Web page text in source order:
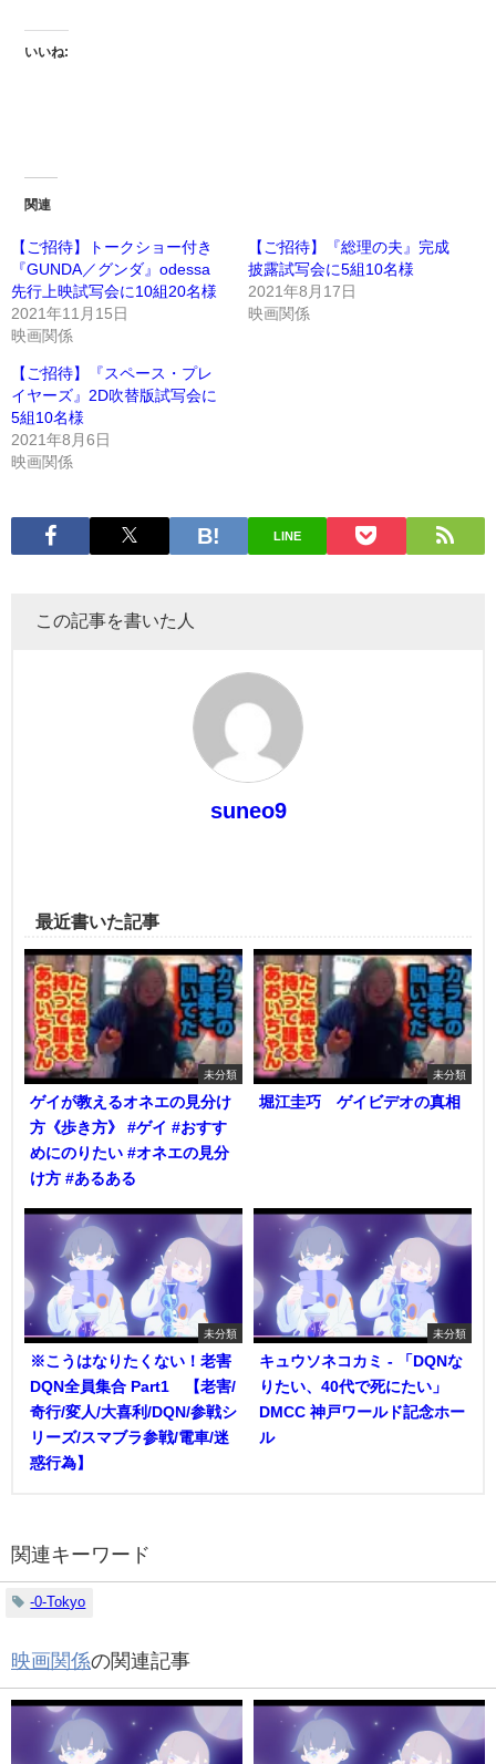
いいね:
関連
【ご招待】トークショー付き
『GUNDA／グンダ』odessa
先行上映試写会に10組20名様
2021年11月15日
映画関係
【ご招待】『総理の夫』完成
披露試写会に5組10名様
2021年8月17日
映画関係
【ご招待】『スペース・プレ
イヤーズ』2D吹替版試写会に
5組10名様
2021年8月6日
映画関係
LINE
この記事を書いた人
suneo9
最近書いた記事
未分類
ゲイが教えるオネエの見分け
方《歩き方》 #ゲイ #おすす
めにのりたい #オネエの見分
け方 #あるある
未分類
堀江圭巧 ゲイビデオの真相
未分類
※こうはなりたくない！老害
DQN全員集合 Part1 【老害/
奇行/変人/大喜利/DQN/参戦シ
リーズ/スマブラ参戦/電車/迷
惑行為】
未分類
キュウソネコカミ - 「DQNな
りたい、40代で死にたい」
DMCC 神戸ワールド記念ホー
ル
関連キーワード
-0-Tokyo
映画関係の関連記事